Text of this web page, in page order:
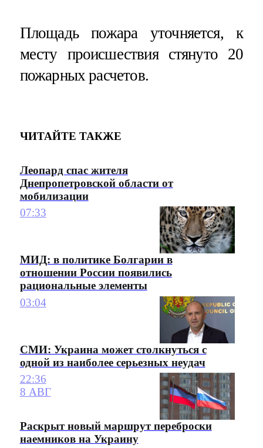
Площадь пожара уточняется, к
месту происшествия стянуто 20
пожарных расчетов.
ЧИТАЙТЕ ТАКЖЕ
Леопард спас жителя
Днепропетровской области от
мобилизации
07:33
МИД: в политике Болгарии в
отношении России появились
рациональные элементы
03:04
СМИ: Украина может столкнуться с
одной из наиболее серьезных неудач
22:36
8 АВГ
Раскрыт новый маршрут переброски
наемников на Украину